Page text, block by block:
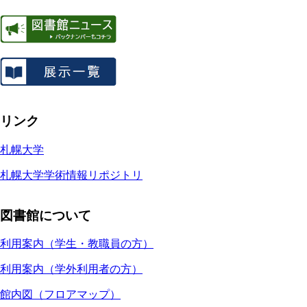
リンク
札幌大学
札幌大学学術情報リポジトリ
図書館について
利用案内（学生・教職員の方）
利用案内（学外利用者の方）
館内図（フロアマップ）